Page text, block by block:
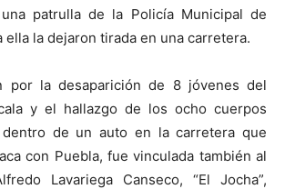
patrulla de la Policía Municipal de
ella la dejaron tirada en una carretera.
por la desaparición de 8 jóvenes del
y el hallazgo de los ocho cuerpos
dentro de un auto en la carretera que
con Puebla, fue vinculada también al
Lavariega Canseco, “El Jocha”,